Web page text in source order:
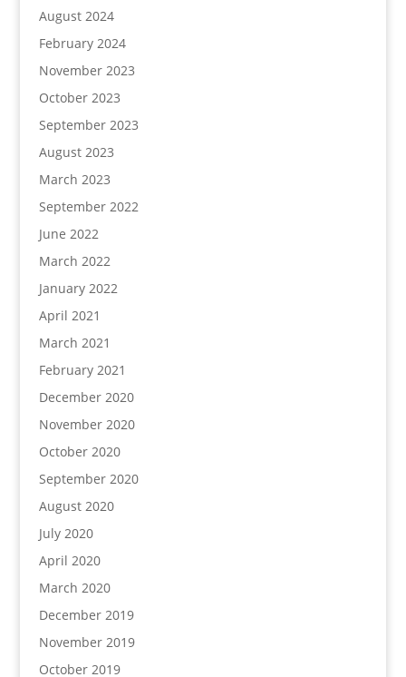
August 2024
February 2024
November 2023
October 2023
September 2023
August 2023
March 2023
September 2022
June 2022
March 2022
January 2022
April 2021
March 2021
February 2021
December 2020
November 2020
October 2020
September 2020
August 2020
July 2020
April 2020
March 2020
December 2019
November 2019
October 2019